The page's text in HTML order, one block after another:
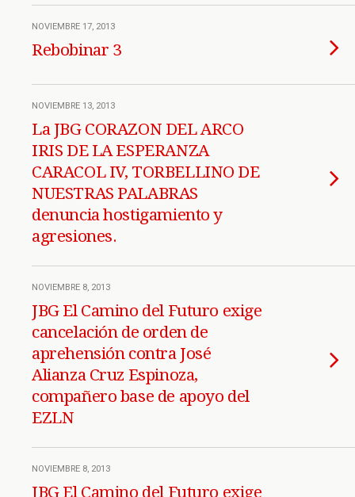
NOVIEMBRE 17, 2013
Rebobinar 3
NOVIEMBRE 13, 2013
La JBG CORAZON DEL ARCO
IRIS DE LA ESPERANZA
CARACOL IV, TORBELLINO DE
NUESTRAS PALABRAS
denuncia hostigamiento y
agresiones.
NOVIEMBRE 8, 2013
JBG El Camino del Futuro exige
cancelación de orden de
aprehensión contra José
Alianza Cruz Espinoza,
compañero base de apoyo del
EZLN
NOVIEMBRE 8, 2013
JBG El Camino del Futuro exige